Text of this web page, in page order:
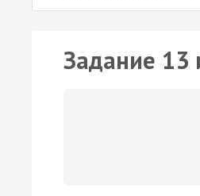
Задание 13